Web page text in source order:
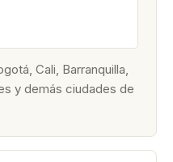
Cali, Barranquilla,
y demás ciudades de